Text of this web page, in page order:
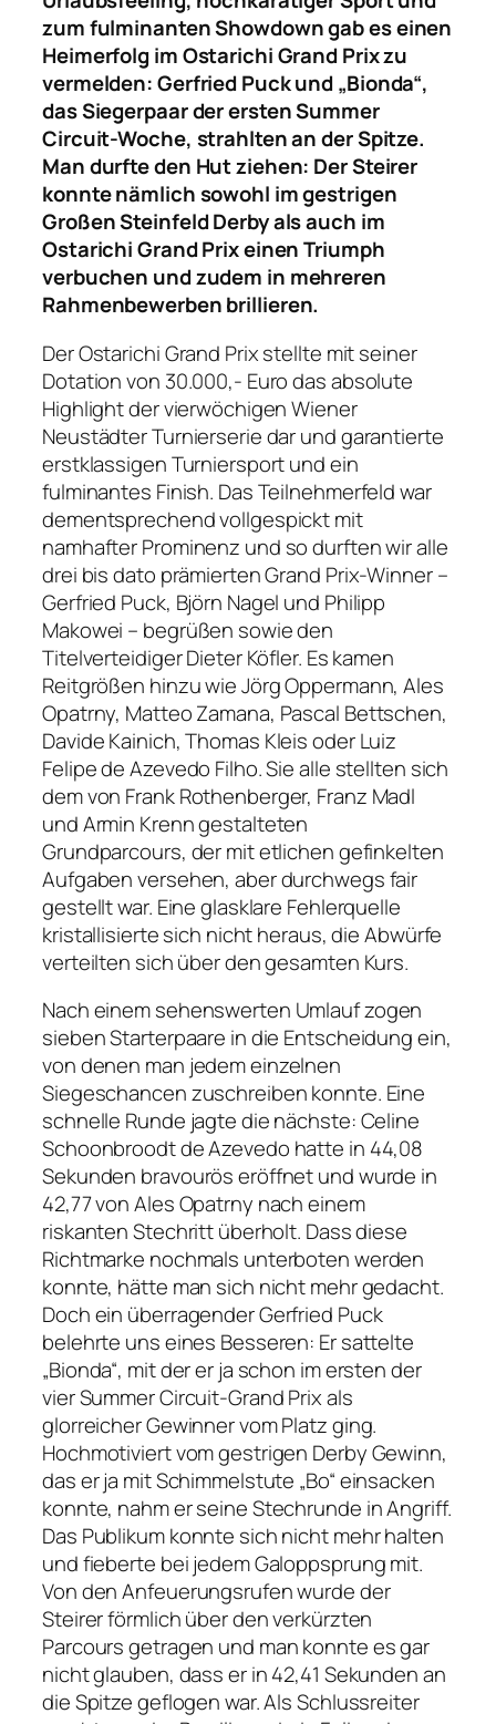
zum fulminanten Showdown gab es einen
Heimerfolg im Ostarichi Grand Prix zu
vermelden: Gerfried Puck und „Bionda“,
das Siegerpaar der ersten Summer
Circuit-Woche, strahlten an der Spitze.
Man durfte den Hut ziehen: Der Steirer
konnte nämlich sowohl im gestrigen
Großen Steinfeld Derby als auch im
Ostarichi Grand Prix einen Triumph
verbuchen und zudem in mehreren
Rahmenbewerben brillieren.
Der Ostarichi Grand Prix stellte mit seiner
Dotation von 30.000,- Euro das absolute
Highlight der vierwöchigen Wiener
Neustädter Turnierserie dar und garantierte
erstklassigen Turniersport und ein
fulminantes Finish. Das Teilnehmerfeld war
dementsprechend vollgespickt mit
namhafter Prominenz und so durften wir alle
drei bis dato prämierten Grand Prix-Winner –
Gerfried Puck, Björn Nagel und Philipp
Makowei – begrüßen sowie den
Titelverteidiger Dieter Köfler. Es kamen
Reitgrößen hinzu wie Jörg Oppermann, Ales
Opatrny, Matteo Zamana, Pascal Bettschen,
Davide Kainich, Thomas Kleis oder Luiz
Felipe de Azevedo Filho. Sie alle stellten sich
dem von Frank Rothenberger, Franz Madl
und Armin Krenn gestalteten
Grundparcours, der mit etlichen gefinkelten
Aufgaben versehen, aber durchwegs fair
gestellt war. Eine glasklare Fehlerquelle
kristallisierte sich nicht heraus, die Abwürfe
verteilten sich über den gesamten Kurs.
Nach einem sehenswerten Umlauf zogen
sieben Starterpaare in die Entscheidung ein,
von denen man jedem einzelnen
Siegeschancen zuschreiben konnte. Eine
schnelle Runde jagte die nächste: Celine
Schoonbroodt de Azevedo hatte in 44,08
Sekunden bravourös eröffnet und wurde in
42,77 von Ales Opatrny nach einem
riskanten Stechritt überholt. Dass diese
Richtmarke nochmals unterboten werden
konnte, hätte man sich nicht mehr gedacht.
Doch ein überragender Gerfried Puck
belehrte uns eines Besseren: Er sattelte
„Bionda“, mit der er ja schon im ersten der
vier Summer Circuit-Grand Prix als
glorreicher Gewinner vom Platz ging.
Hochmotiviert vom gestrigen Derby Gewinn,
das er ja mit Schimmelstute „Bo“ einsacken
konnte, nahm er seine Stechrunde in Angriff.
Das Publikum konnte sich nicht mehr halten
und fieberte bei jedem Galoppsprung mit.
Von den Anfeuerungsrufen wurde der
Steirer förmlich über den verkürzten
Parcours getragen und man konnte es gar
nicht glauben, dass er in 42,41 Sekunden an
die Spitze geflogen war. Als Schlussreiter